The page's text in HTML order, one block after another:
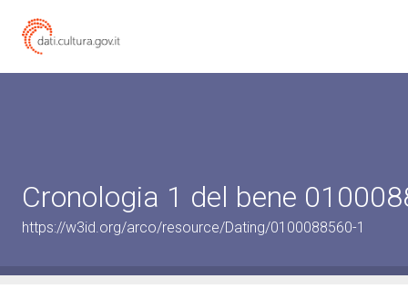
Cronologia 1 del bene
https://w3id.org/arco/resource/Dating/0100088560-1